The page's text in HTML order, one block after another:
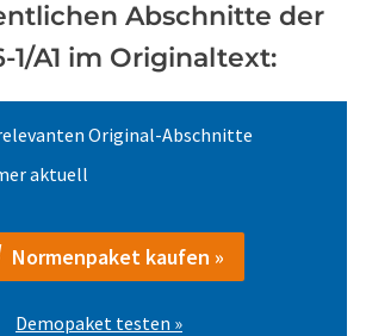
Abschnitte der
1/A1 im Originaltext:
Original-Abschnitte
aktuell
Normenpaket kaufen »
Demopaket testen »